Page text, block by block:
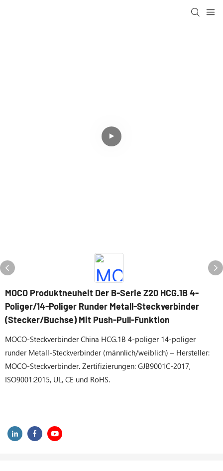
MOCO Produktneuheit Der B-Serie Z20 HCG.1B 4-
Poliger/14-Poliger Runder Metall-Steckverbinder
(Stecker/Buchse) Mit Push-Pull-Funktion
MOCO-Steckverbinder China HCG.1B 4-poliger 14-poliger
runder Metall-Steckverbinder (männlich/weiblich) – Hersteller:
MOCO-Steckverbinder. Zertifizierungen: GJB9001C-2017,
ISO9001:2015, UL, CE und RoHS.